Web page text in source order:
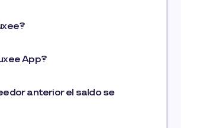
App?
anterior el saldo se